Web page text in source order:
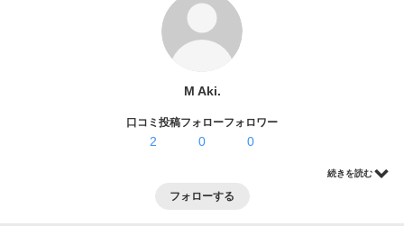
M Aki.
口コミ投稿
2
フォロー
0
フォロワー
0
続きを読む
フォローする